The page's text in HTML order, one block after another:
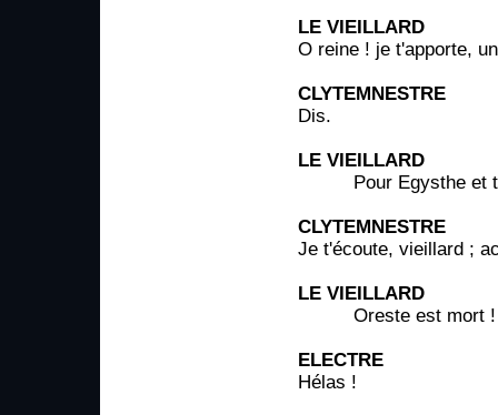
LE VIEILLARD
O reine ! je t'apporte,
CLYTEMNESTRE
Dis.
LE VIEILLARD
Pour Egysthe et
CLYTEMNESTRE
Je t'écoute, vieillard ;
LE VIEILLARD
Oreste est mort !
ELECTRE
Hélas !